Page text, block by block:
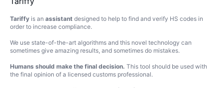
Tariffy is an assistant designed to help to find and verify HS codes in
order to increase compliance.
We use state-of-the-art algorithms and this novel technology can
sometimes give amazing results, and sometimes do mistakes.
Humans should make the final decision. This tool should be used with
the final opinion of a licensed customs professional.